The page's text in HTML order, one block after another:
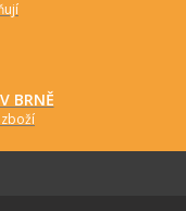
BRNĚ